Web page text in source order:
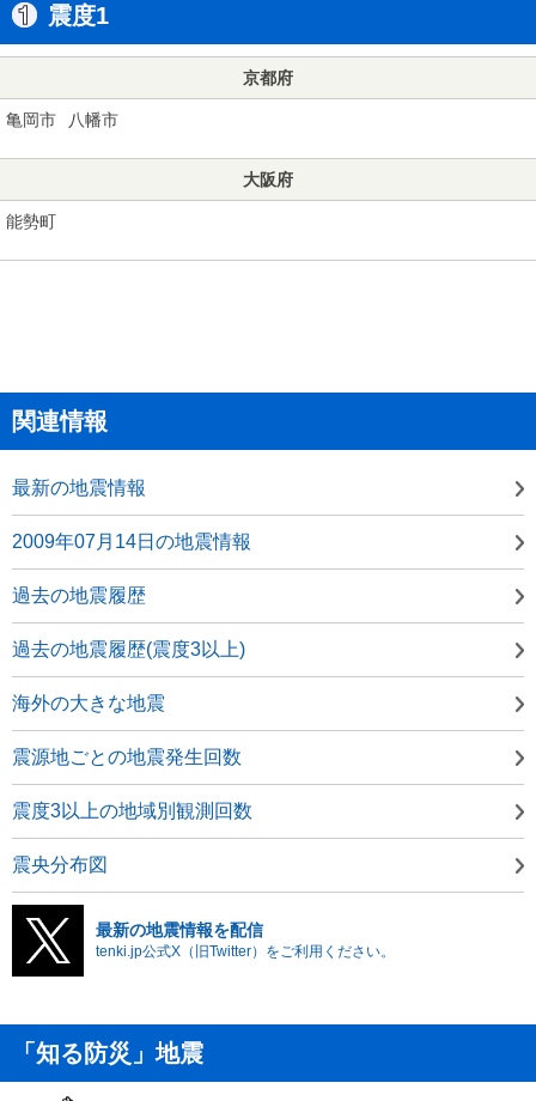
震度1
京都府
亀岡市 八幡市
大阪府
能勢町
関連情報
最新の地震情報
2009年07月14日の地震情報
過去の地震履歴
過去の地震履歴(震度3以上)
海外の大きな地震
震源地ごとの地震発生回数
震度3以上の地域別観測回数
震央分布図
最新の地震情報を配信
tenki.jp公式X（旧Twitter）をご利用ください。
「知る防災」地震